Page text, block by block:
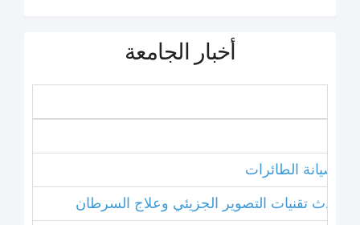
أخبار الجامعة
صيانة الطائرات
أحدث تقنيات التصوير الجزيئي وعلاج السرطان